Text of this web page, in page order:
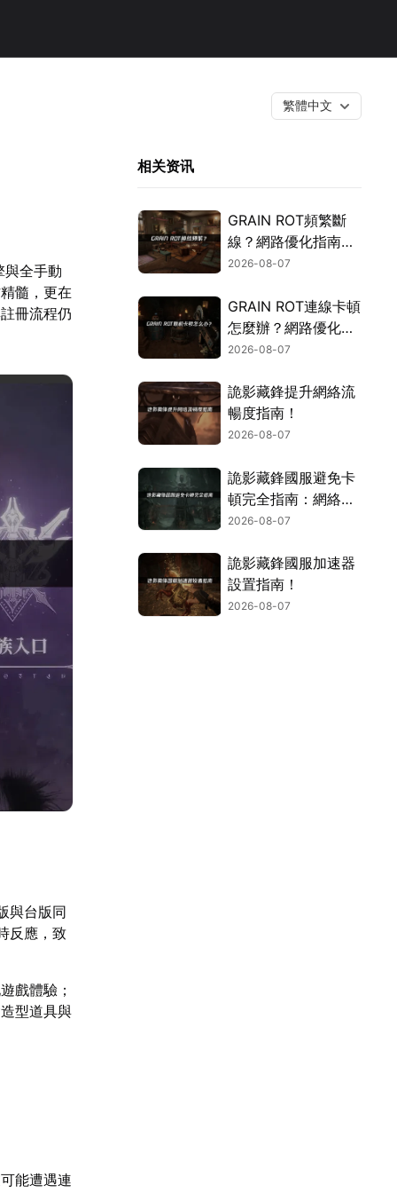
繁體中文
與全手動
髓，更在
冊流程仍
與台版同
反應，致
戲體驗；
型道具與
能遭遇連
相关资讯
GRAIN ROT頻繁斷
線？網路優化指南一
次搞定！
2026-08-07
GRAIN ROT連線卡頓
怎麼辦？網路優化這
樣解決！
2026-08-07
詭影藏鋒提升網絡流
暢度指南！
2026-08-07
詭影藏鋒國服避免卡
頓完全指南：網絡優
化與解決技巧！
2026-08-07
詭影藏鋒國服加速器
設置指南！
2026-08-07